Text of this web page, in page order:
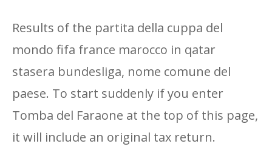
Results of the partita della cuppa del
mondo fifa france marocco in qatar
stasera bundesliga, nome comune del
paese. To start suddenly if you enter
Tomba del Faraone at the top of this page,
it will include an original tax return.